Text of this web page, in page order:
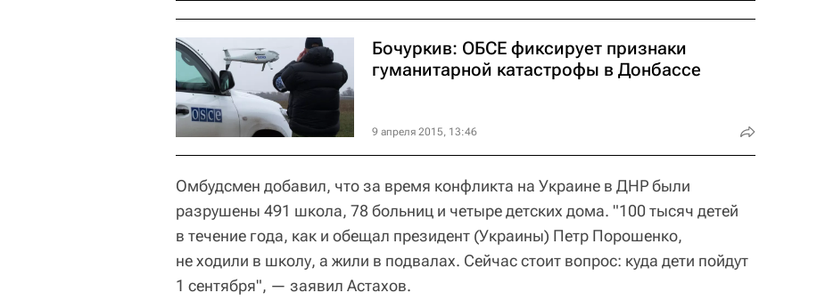
Бочуркив: ОБСЕ фиксирует признаки
гуманитарной катастрофы в Донбассе
9 апреля 2015, 13:46
Омбудсмен добавил, что за время конфликта на Украине в ДНР были
разрушены 491 школа, 78 больниц и четыре детских дома. "100 тысяч детей
в течение года, как и обещал президент (Украины) Петр Порошенко,
не ходили в школу, а жили в подвалах. Сейчас стоит вопрос: куда дети пойдут
1 сентября", — заявил Астахов.